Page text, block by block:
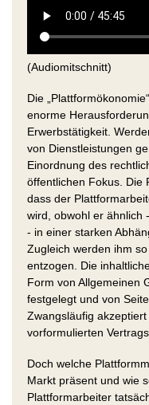
(Audiomitschnitt)
Die
enorme
Erwerbstätigkeit.
von Dienstleistungen
Einordnung des
öffentlichen Fokus. Die
dass der
wird, obwohl er ähnlich
- in einer starken
Zugleich werden ihm
entzogen. Die
Form von Allgemeinen
festgelegt und von
Zwangsläufig
vorformulierten
Doch welche
Markt präsent und wie
Plattformarbeiter